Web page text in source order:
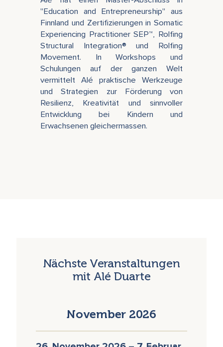
"Education and Entrepreneurship" aus
Finnland und Zertifizierungen in Somatic
Experiencing Practitioner SEP™, Rolfing
Structural Integration® und Rolfing
Movement. In Workshops und
Schulungen auf der ganzen Welt
vermittelt Alé praktische Werkzeuge
und Strategien zur Förderung von
Resilienz, Kreativität und sinnvoller
Entwicklung bei Kindern und
Erwachsenen gleichermassen.
Nächste Veranstaltungen
mit Alé Duarte
November 2026